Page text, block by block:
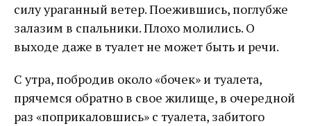
силу ураганный ветер. Поежившись, поглубже
залазим в спальники. Плохо молились. О
выходе даже в туалет не может быть и речи.
С утра, побродив около «бочек» и туалета,
прячемся обратно в свое жилище, в очередной
раз «поприкаловшись» с туалета, забитого